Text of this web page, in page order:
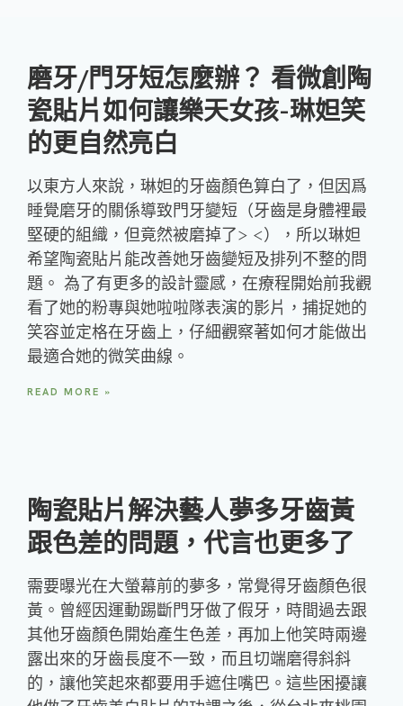
磨牙/門牙短怎麼辦？ 看微創陶
瓷貼片如何讓樂天女孩-琳妲笑
的更自然亮白
以東方人來說，琳妲的牙齒顏色算白了，但因爲
睡覺磨牙的關係導致門牙變短（牙齒是身體裡最
堅硬的組織，但竟然被磨掉了> <），所以琳妲
希望陶瓷貼片能改善她牙齒變短及排列不整的問
題。 為了有更多的設計靈感，在療程開始前我觀
看了她的粉專與她啦啦隊表演的影片，捕捉她的
笑容並定格在牙齒上，仔細觀察著如何才能做出
最適合她的微笑曲線。
READ MORE »
陶瓷貼片解決藝人夢多牙齒黃
跟色差的問題，代言也更多了
需要曝光在大螢幕前的夢多，常覺得牙齒顏色很
黃。曾經因運動踢斷門牙做了假牙，時間過去跟
其他牙齒顏色開始產生色差，再加上他笑時兩邊
露出來的牙齒長度不一致，而且切端磨得斜斜
的，讓他笑起來都要用手遮住嘴巴。這些困擾讓